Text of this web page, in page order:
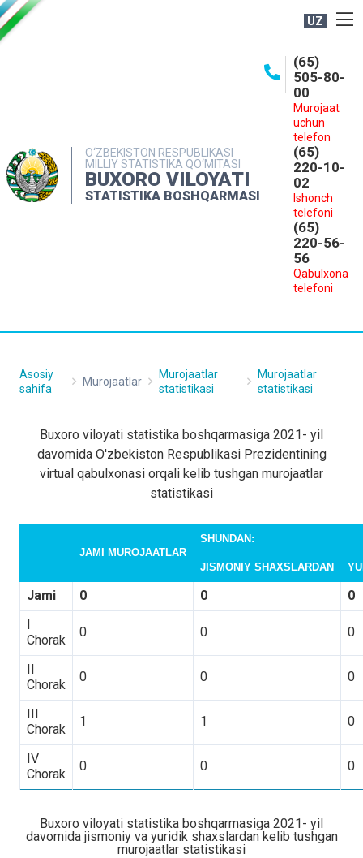
UZ
O‘ZBEKISTON RESPUBLIKASI
MILLIY STATISTIKA QO‘MITASI
BUXORO VILOYATI
STATISTIKA BOSHQARMASI
(65)
505-80-
00
Murojaat
uchun
telefon
(65)
220-10-
02
Ishonch
telefoni
(65)
220-56-
56
Qabulxona
telefoni
MATBUOT XIZMATI
MUROJAATLAR
Asosiy
sahifa
Murojaatlar
Murojaatlar
statistikasi
Murojaatlar
statistikasi
Buxoro viloyati statistika boshqarmasiga 2021- yil
davomida O'zbekiston Respublikasi Prezidentining
virtual qabulxonasi orqali kelib tushgan murojaatlar
statistikasi
JAMI MUROJAATLAR
SHUNDAN:
JISMONIY SHAXSLARDAN
Jami 0 0
0
I
Chorak
0 0 0
II
Chorak
0 0 0
III
Chorak
1 1 0
IV
Chorak
0 0 0
Buxoro viloyati statistika boshqarmasiga 2021- yil
davomida jismoniy va yuridik shaxslardan kelib tushgan
murojaatlar statistikasi